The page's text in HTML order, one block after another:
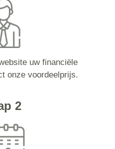
uw financiële
onze voordeelprijs.
2